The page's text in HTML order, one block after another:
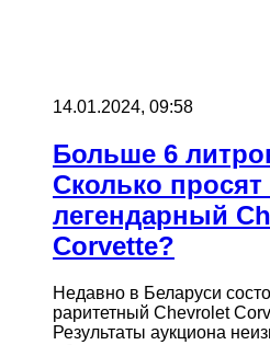
14.01.2024, 09:58
Больше 6
Сколько
легендарный
Corvette?
Недавно в Беларуси
раритетный Chevrolet
Результаты аукциона